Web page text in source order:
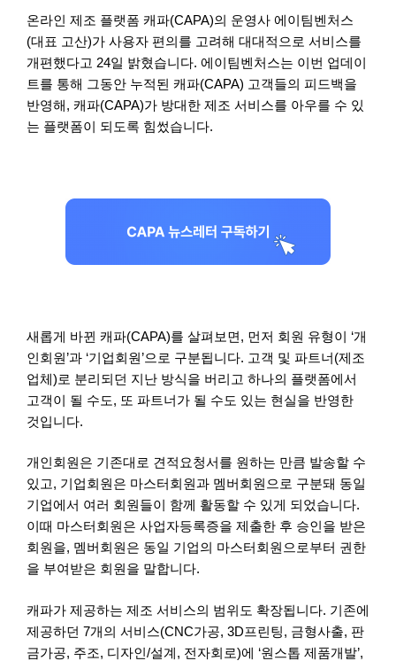
온라인 제조 플랫폼 캐파(CAPA)의 운영사 에이팀벤처스
(대표 고산)가 사용자 편의를 고려해 대대적으로 서비스를
개편했다고 24일 밝혔습니다. 에이팀벤처스는 이번 업데이
트를 통해 그동안 누적된 캐파(CAPA) 고객들의 피드백을
반영해, 캐파(CAPA)가 방대한 제조 서비스를 아우를 수 있
는 플랫폼이 되도록 힘썼습니다.
새롭게 바뀐 캐파(CAPA)를 살펴보면, 먼저 회원 유형이 ‘개
인회원’과 ‘기업회원’으로 구분됩니다. 고객 및 파트너(제조
업체)로 분리되던 지난 방식을 버리고 하나의 플랫폼에서
고객이 될 수도, 또 파트너가 될 수도 있는 현실을 반영한
것입니다.
개인회원은 기존대로 견적요청서를 원하는 만큼 발송할 수
있고, 기업회원은 마스터회원과 멤버회원으로 구분돼 동일
기업에서 여러 회원들이 함께 활동할 수 있게 되었습니다.
이때 마스터회원은 사업자등록증을 제출한 후 승인을 받은
회원을, 멤버회원은 동일 기업의 마스터회원으로부터 권한
을 부여받은 회원을 말합니다.
캐파가 제공하는 제조 서비스의 범위도 확장됩니다. 기존에
제공하던 7개의 서비스(CNC가공, 3D프린팅, 금형사출, 판
금가공, 주조, 디자인/설계, 전자회로)에 ‘원스톱 제품개발’,